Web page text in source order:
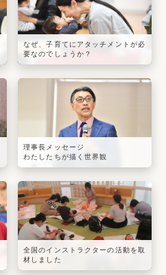
なぜ、子育てにアタッチメントが必
要なのでしょうか？
理事長メッセージ
わたしたちが描く世界観
全国のインストラクターの活動を取
材しました